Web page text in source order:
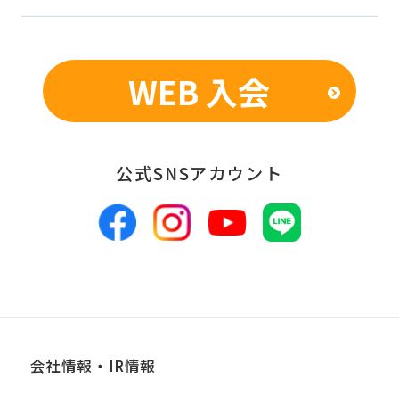
WEB 入会
公式SNSアカウント
会社情報・IR情報